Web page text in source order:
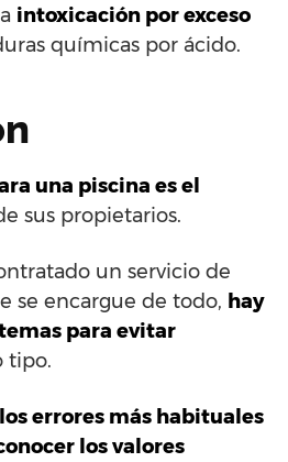
intoxicación por exceso
químicas por ácido.
una piscina es el
sus propietarios.
un servicio de
se encargue de todo, hay
para evitar
tipo.
los errores más habituales
los valores